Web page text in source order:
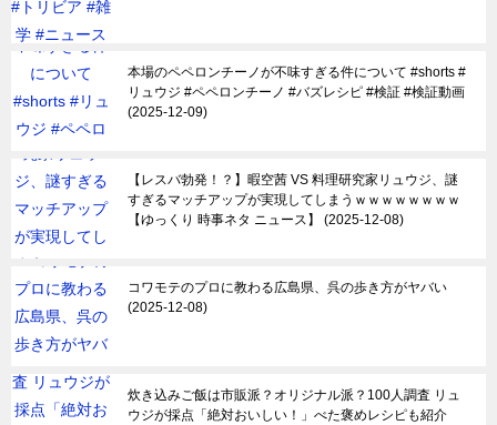
本場のペペロンチーノが不味すぎる件について #shorts #
リュウジ #ペペロンチーノ #バズレシピ #検証 #検証動画
2025-12-09
【レスバ勃発！？】暇空茜 VS 料理研究家リュウジ、謎
すぎるマッチアップが実現してしまうｗｗｗｗｗｗｗｗ
【ゆっくり 時事ネタ ニュース】
2025-12-08
コワモテのプロに教わる広島県、呉の歩き方がヤバい
2025-12-08
炊き込みご飯は市販派？オリジナル派？100人調査 リュ
ウジが採点「絶対おいしい！」べた褒めレシピも紹介